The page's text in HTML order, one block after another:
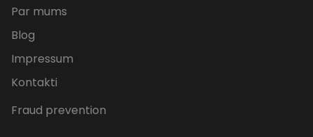
Par mums
Blog
Impressum
Kontakti
Fraud prevention